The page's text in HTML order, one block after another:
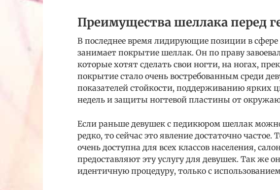
Преимущества шеллака перед
В последнее время лидирующие позиции в
занимает покрытие шеллак. Он по праву
которые хотят сделать свои ногти, на ногах,
покрытие стало очень востребованным среди
показателей стойкости, поддерживанию ярких
недель и защиты ногтевой пластины от
Если раньше девушек с педикюром шеллак
редко, то сейчас это явление достаточно частое.
очень доступна для всех классов населения,
предоставляют эту услугу для девушек. Так же
идентичную процедуру, только с